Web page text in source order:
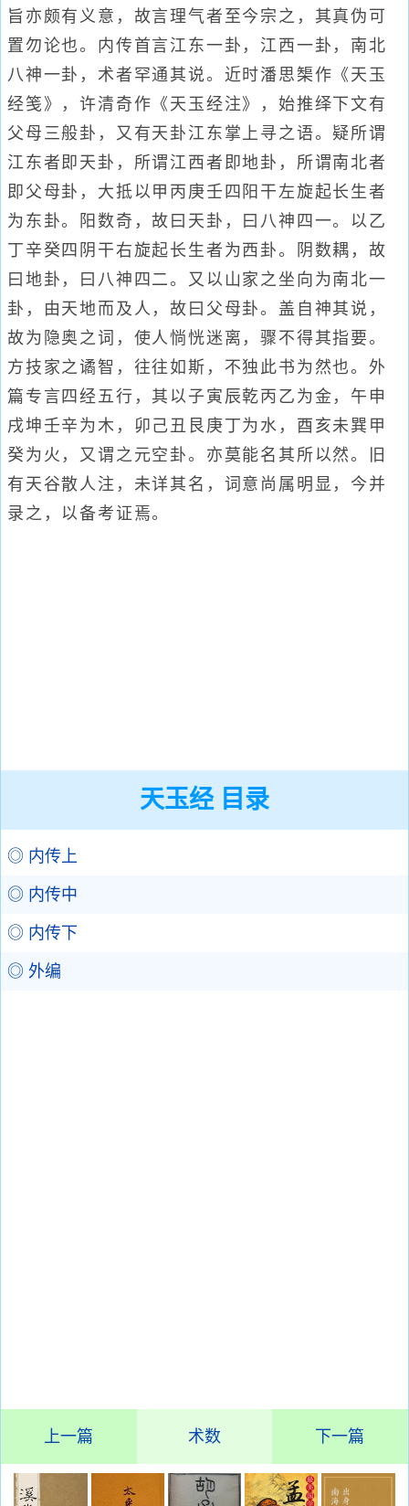
旨亦颇有义意，故言理气者至今宗之，其真伪可
置勿论也。内传首言江东一卦，江西一卦，南北
八神一卦，术者罕通其说。近时潘思榘作《天玉
经笺》，许清奇作《天玉经注》，始推绎下文有
父母三般卦，又有天卦江东掌上寻之语。疑所谓
江东者即天卦，所谓江西者即地卦，所谓南北者
即父母卦，大抵以甲丙庚壬四阳干左旋起长生者
为东卦。阳数奇，故曰天卦，曰八神四一。以乙
丁辛癸四阴干右旋起长生者为西卦。阴数耦，故
曰地卦，曰八神四二。又以山家之坐向为南北一
卦，由天地而及人，故曰父母卦。盖自神其说，
故为隐奥之词，使人惝恍迷离，骤不得其指要。
方技家之谲智，往往如斯，不独此书为然也。外
篇专言四经五行，其以子寅辰乾丙乙为金，午申
戌坤壬辛为木，卯己丑艮庚丁为水，酉亥未巽甲
癸为火，又谓之元空卦。亦莫能名其所以然。旧
有天谷散人注，未详其名，词意尚属明显，今并
录之，以备考证焉。
天玉经 目录
◎ 内传上
◎ 内传中
◎ 内传下
◎ 外编
上一篇 术数 下一篇